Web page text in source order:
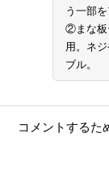
う一部を
②まな板
用。ネ
ブル。
コメントするた